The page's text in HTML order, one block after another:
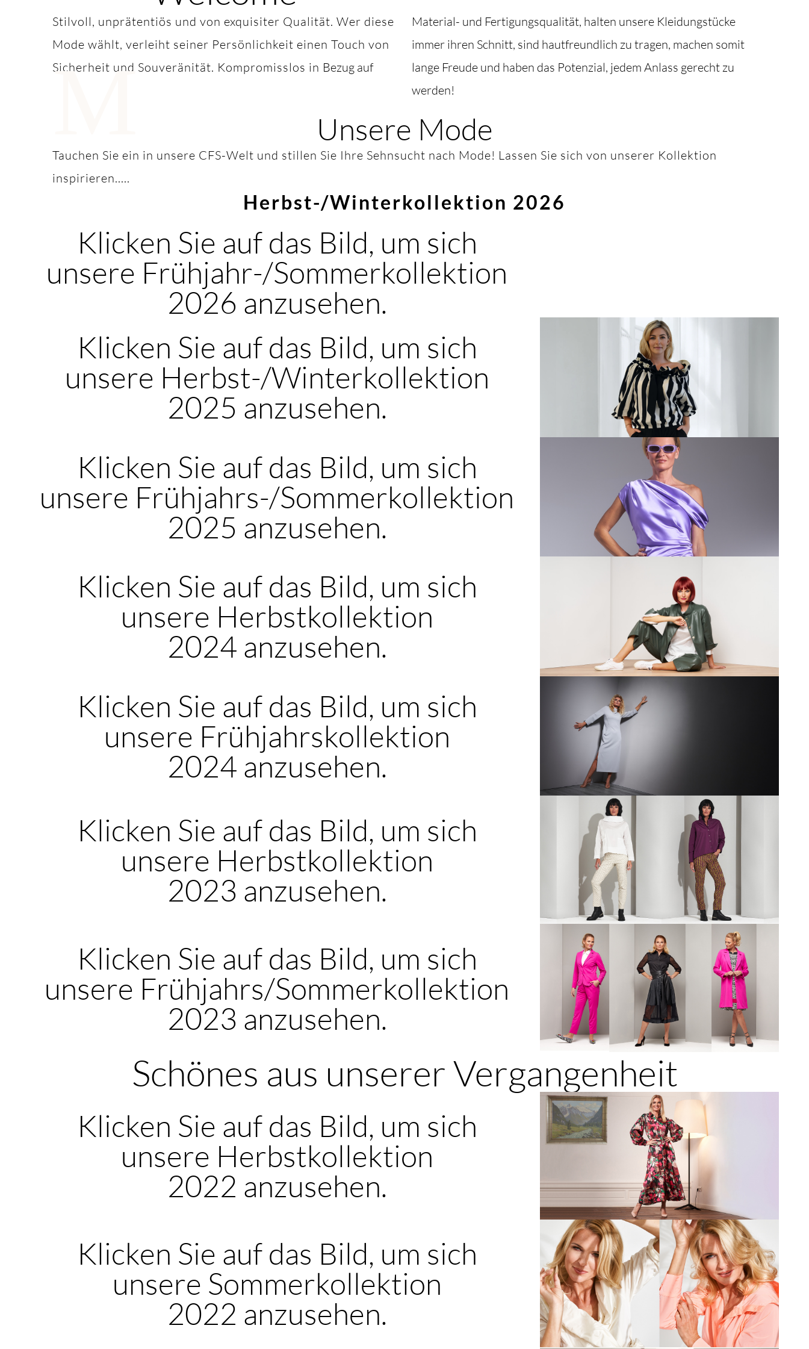
Stilvoll, unprätentiös und von exquisiter Qualität. Wer diese
Mode wählt, verleiht seiner Persönlichkeit einen Touch von
Sicherheit und Souveränität. Kompromisslos in Bezug auf
Material- und Fertigungsqualität, halten unsere Kleidungstücke
immer ihren Schnitt, sind hautfreundlich zu tragen, machen somit
lange Freude und haben das Potenzial, jedem Anlass gerecht zu
werden!
M Unsere Mode
Tauchen Sie ein in unsere CFS-Welt und stillen Sie Ihre Sehnsucht nach Mode! Lassen Sie sich von unserer Kollektion
inspirieren.....
Herbst-/Winterkollektion 2026
Klicken Sie auf das Bild, um sich
unsere Frühjahr-/Sommerkollektion
2026 anzusehen.
Klicken Sie auf das Bild, um sich
unsere Herbst-/Winterkollektion
2025 anzusehen.
Klicken Sie auf das Bild, um sich
unsere Frühjahrs-/Sommerkollektion
2025 anzusehen.
Klicken Sie auf das Bild, um sich
unsere Herbstkollektion
2024 anzusehen.
Klicken Sie auf das Bild, um sich
unsere Frühjahrskollektion
2024 anzusehen.
Klicken Sie auf das Bild, um sich
unsere Herbstkollektion
2023 anzusehen.
Klicken Sie auf das Bild, um sich
unsere Frühjahrs/Sommerkollektion
2023 anzusehen.
Schönes aus unserer Vergangenheit
Klicken Sie auf das Bild, um sich
unsere Herbstkollektion
2022 anzusehen.
Klicken Sie auf das Bild, um sich
unsere Sommerkollektion
2022 anzusehen.